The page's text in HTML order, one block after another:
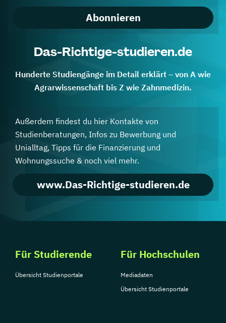
Abonnieren
Das-Richtige-studieren.de
Hunderte Studiengänge im Detail erklärt – von A wie
Agrarwissenschaft bis Z wie Zahnmedizin.
Außerdem findest du hier Kontakte von
Studienberatungen, Infos zu Bewerbung und
Unialltag, Tipps für die Finanzierung und
Wohnungssuche & noch viel mehr.
www.Das-Richtige-studieren.de
Für Studierende
Übersicht Studienportale
Für Hochschulen
Mediadaten
Übersicht Studienportale